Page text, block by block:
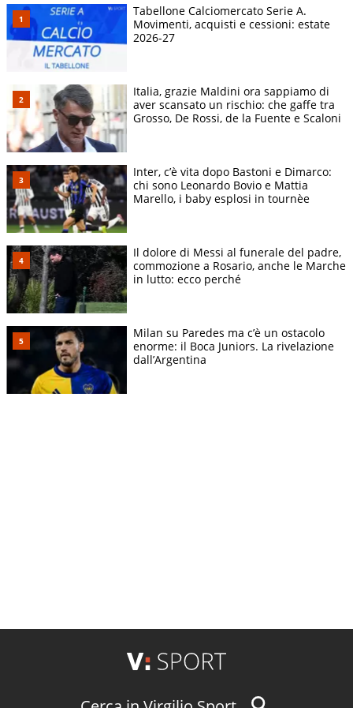
Tabellone Calciomercato Serie A.
Movimenti, acquisti e cessioni: estate
2026-27
Italia, grazie Maldini ora sappiamo di
aver scansato un rischio: che gaffe tra
Grosso, De Rossi, de la Fuente e Scaloni
Inter, c’è vita dopo Bastoni e Dimarco:
chi sono Leonardo Bovio e Mattia
Marello, i baby esplosi in tournèe
Il dolore di Messi al funerale del padre,
commozione a Rosario, anche le Marche
in lutto: ecco perché
Milan su Paredes ma c’è un ostacolo
enorme: il Boca Juniors. La rivelazione
dall’Argentina